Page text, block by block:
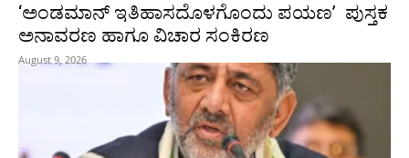
‘ಅಂಡಮಾನ್ ಇತಿಹಾಸದೊಳಗೊಂದು ಪಯಣ’ ಪುಸ್ತಕ
ಅನಾವರಣ ಹಾಗೂ ವಿಚಾರ ಸಂಕಿರಣ
August 9, 2026